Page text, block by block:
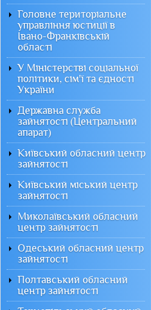
Головне територіальне
управління юстиції в
Івано-Франківській
області
У Міністерстві соціальної
політики, сім'ї та єдності
України
Державна служба
зайнятості (Центральний
апарат)
Київський обласний центр
зайнятості
Київський міський центр
зайнятості
Миколаївський обласний
центр зайнятості
Одеський обласний центр
зайнятості
Полтавський обласний
центр зайнятості